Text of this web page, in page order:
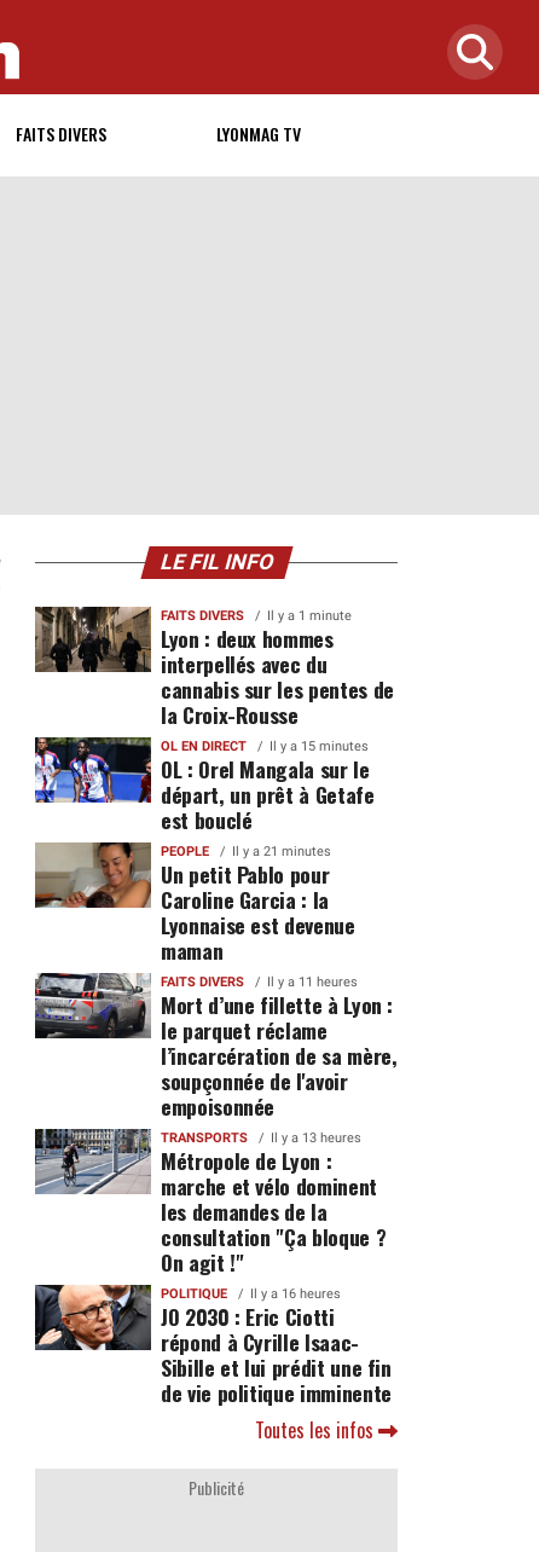
FAITS DIVERS LYONMAG TV
LE FIL INFO
FAITS DIVERS Il y a 1 minute
Lyon : deux hommes
interpellés avec du
cannabis sur les pentes de
la Croix-Rousse
OL EN DIRECT Il y a 15 minutes
OL : Orel Mangala sur le
départ, un prêt à Getafe
est bouclé
PEOPLE Il y a 21 minutes
Un petit Pablo pour
Caroline Garcia : la
Lyonnaise est devenue
maman
FAITS DIVERS Il y a 11 heures
Mort d’une fillette à Lyon :
le parquet réclame
l’incarcération de sa mère,
soupçonnée de l'avoir
empoisonnée
TRANSPORTS Il y a 13 heures
Métropole de Lyon :
marche et vélo dominent
les demandes de la
consultation "Ça bloque ?
On agit !"
POLITIQUE Il y a 16 heures
JO 2030 : Eric Ciotti
répond à Cyrille Isaac-
Sibille et lui prédit une fin
de vie politique imminente
Toutes les infos
Publicité